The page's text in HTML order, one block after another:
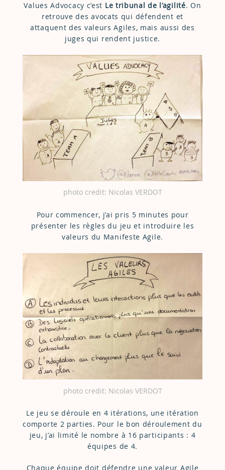
Values Advocacy c’est Le tribunal de l’agilité. On
retrouve des avocats qui défendent et
attaquent des valeurs Agiles, mais aussi des
juges qui rendent justice.
photo credit: Nicolas VERDOT
Pour commencer, j’ai pris 5 minutes pour
présenter les règles du jeu et introduire les
valeurs du Manifeste Agile.
photo credit: Nicolas VERDOT
Le jeu se déroule en 4 itérations, une itération
comporte 2 parties. Pour le bon déroulement du
jeu, j’ai limité le nombre à 16 participants : 4
équipes de 4.
Chaque équipe doit défendre une valeur Agile